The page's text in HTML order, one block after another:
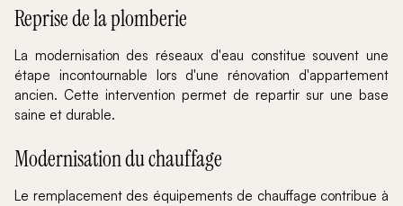
Reprise de la plomberie
La modernisation des réseaux d'eau constitue souvent une
étape incontournable lors d'une rénovation d'appartement
ancien. Cette intervention permet de repartir sur une base
saine et durable.
Modernisation du chauffage
Le remplacement des équipements de chauffage contribue à